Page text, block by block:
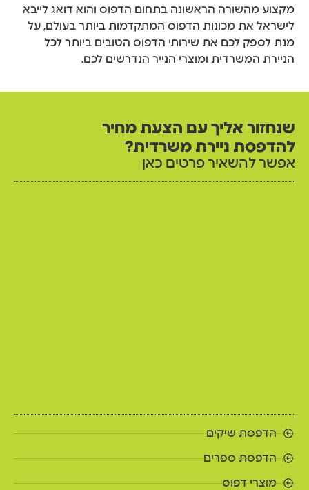
שנחזור אליך עם הצעת מחיר
להדפסת ניירת משרדית?
אפשר להשאיר פרטים כאן
הדפסת שיקים
הדפסת ספרים
מוצרי דפוס
מקצוע מהשורה הראשונה בתחום הדפוס והוא דואג לייבא
לישראל את מכונות הדפוס המתקדמות ביותר בעולם, על
מנת לספק לכם את שירותי הדפוס הטובים ביותר לכל
הניירת המשרדית ומוצרי הנייר הנדרשים לכם.